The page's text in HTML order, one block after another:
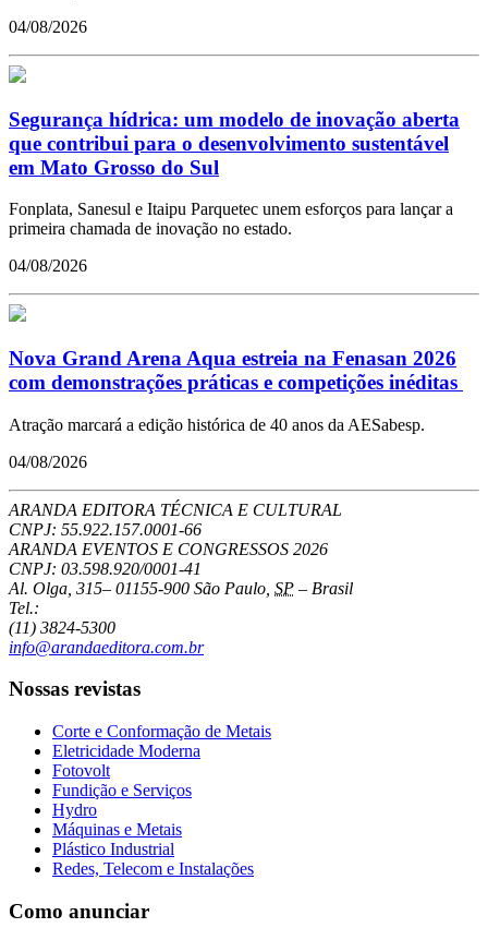
04/08/2026
Segurança hídrica: um modelo de inovação aberta
que contribui para o desenvolvimento sustentável
em Mato Grosso do Sul
Fonplata, Sanesul e Itaipu Parquetec unem esforços para lançar a
primeira chamada de inovação no estado.
04/08/2026
Nova Grand Arena Aqua estreia na Fenasan 2026
com demonstrações práticas e competições inéditas
Atração marcará a edição histórica de 40 anos da AESabesp.
04/08/2026
ARANDA EDITORA TÉCNICA E CULTURAL
CNPJ: 55.922.157.0001-66
ARANDA EVENTOS E CONGRESSOS 2026
CNPJ: 03.598.920/0001-41
Al. Olga, 315– 01155-900 São Paulo SP – Brasil
Tel.:
(11) 3824-5300
info@arandaeditora.com.br
Nossas revistas
Corte e Conformação de Metais
Eletricidade Moderna
Fotovolt
Fundição e Serviços
Hydro
Máquinas e Metais
Plástico Industrial
Redes, Telecom e Instalações
Como anunciar